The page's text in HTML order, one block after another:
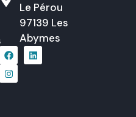
Le Pérou
97139 Les
Abymes